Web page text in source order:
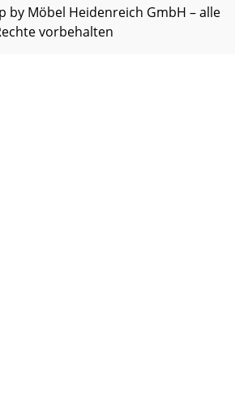
by Möbel Heidenreich GmbH – alle
vorbehalten